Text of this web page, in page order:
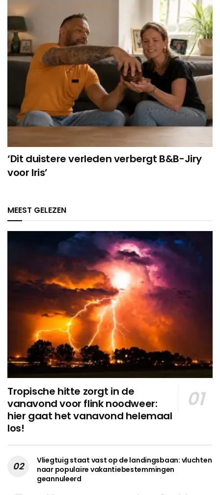
‘Dit duistere verleden verbergt B&B-Jiry
voor Iris’
MEEST GELEZEN
Tropische hitte zorgt in de
vanavond voor flink noodweer:
hier gaat het vanavond helemaal
los!
Vliegtuig staat vast op de landingsbaan: vluchten
naar populaire vakantiebestemmingen
geannuleerd